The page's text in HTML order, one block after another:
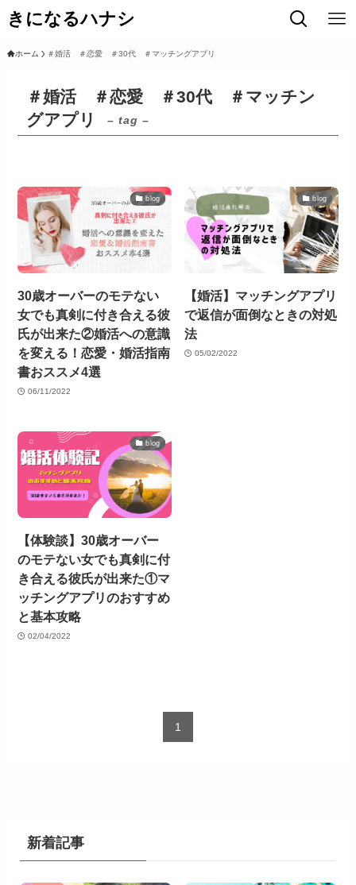
きになるハナシ
ホーム ＃婚活 ＃恋愛 ＃30代 ＃マッチングアプリ
＃婚活 ＃恋愛 ＃30代 ＃マッチン
グアプリ
– tag –
blog
30歳オーバーのモテない
女でも真剣に付き合える彼
氏が出来た②婚活への意識
を変える！恋愛・婚活指南
書おススメ4選
06/11/2022
blog
【婚活】マッチングアプリ
で返信が面倒なときの対処
法
05/02/2022
blog
【体験談】30歳オーバー
のモテない女でも真剣に付
き合える彼氏が出来た①マ
ッチングアプリのおすすめ
と基本攻略
02/04/2022
1
新着記事